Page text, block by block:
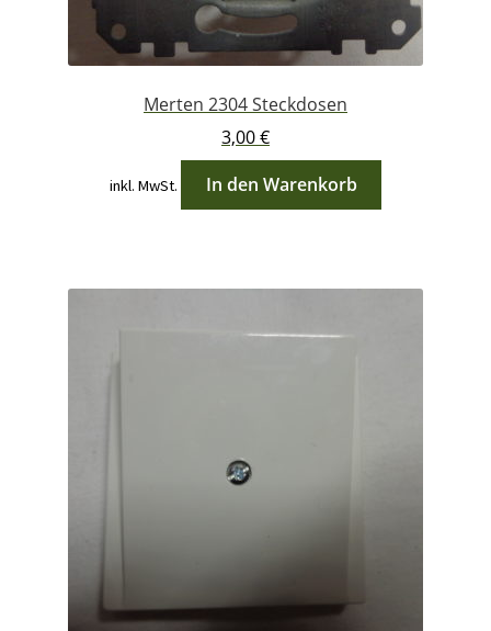
Merten 2304 Steckdosen
3,00€
inkl. MwSt. In den Warenkorb